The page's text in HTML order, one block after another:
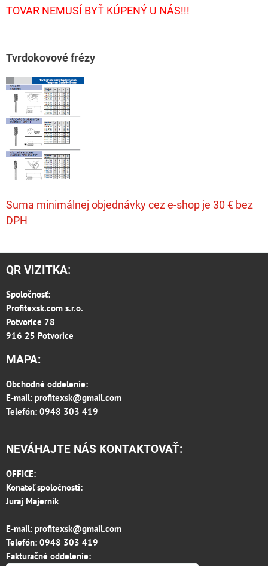
TOVAR NEMUSÍ BYŤ KÚPENÝ U NÁS!!!
Tvrdokovové frézy
Suma minimálnej objednávky cez e-shop je 30 € bez
DPH
QR VIZITKA:
Spoločnosť:
Profitexsk.com s.r.o.
Potvorice 78
916 25 Potvorice
MAPA:
Obchodné oddelenie:
E-mail: profitexsk@gmail.com
Telefón: 0948 303 419
NEVÁHAJTE NÁS KONTAKTOVAŤ:
OFFICE:
Konateľ spoločnosti:
Juraj Majerník
E-mail: profitexsk@gmail.com
Telefón: 0948 303 419
Fakturačné oddelenie: